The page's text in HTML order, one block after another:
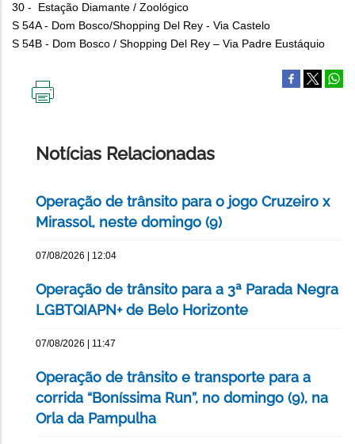
30 - Estação Diamante / Zoológico
S 54A - Dom Bosco/Shopping Del Rey - Via Castelo
S 54B - Dom Bosco / Shopping Del Rey – Via Padre Eustáquio
Notícias Relacionadas
Operação de trânsito para o jogo Cruzeiro x
Mirassol, neste domingo (9)
07/08/2026 | 12:04
Operação de trânsito para a 3ª Parada Negra
LGBTQIAPN+ de Belo Horizonte
07/08/2026 | 11:47
Operação de trânsito e transporte para a
corrida “Boníssima Run”, no domingo (9), na
Orla da Pampulha